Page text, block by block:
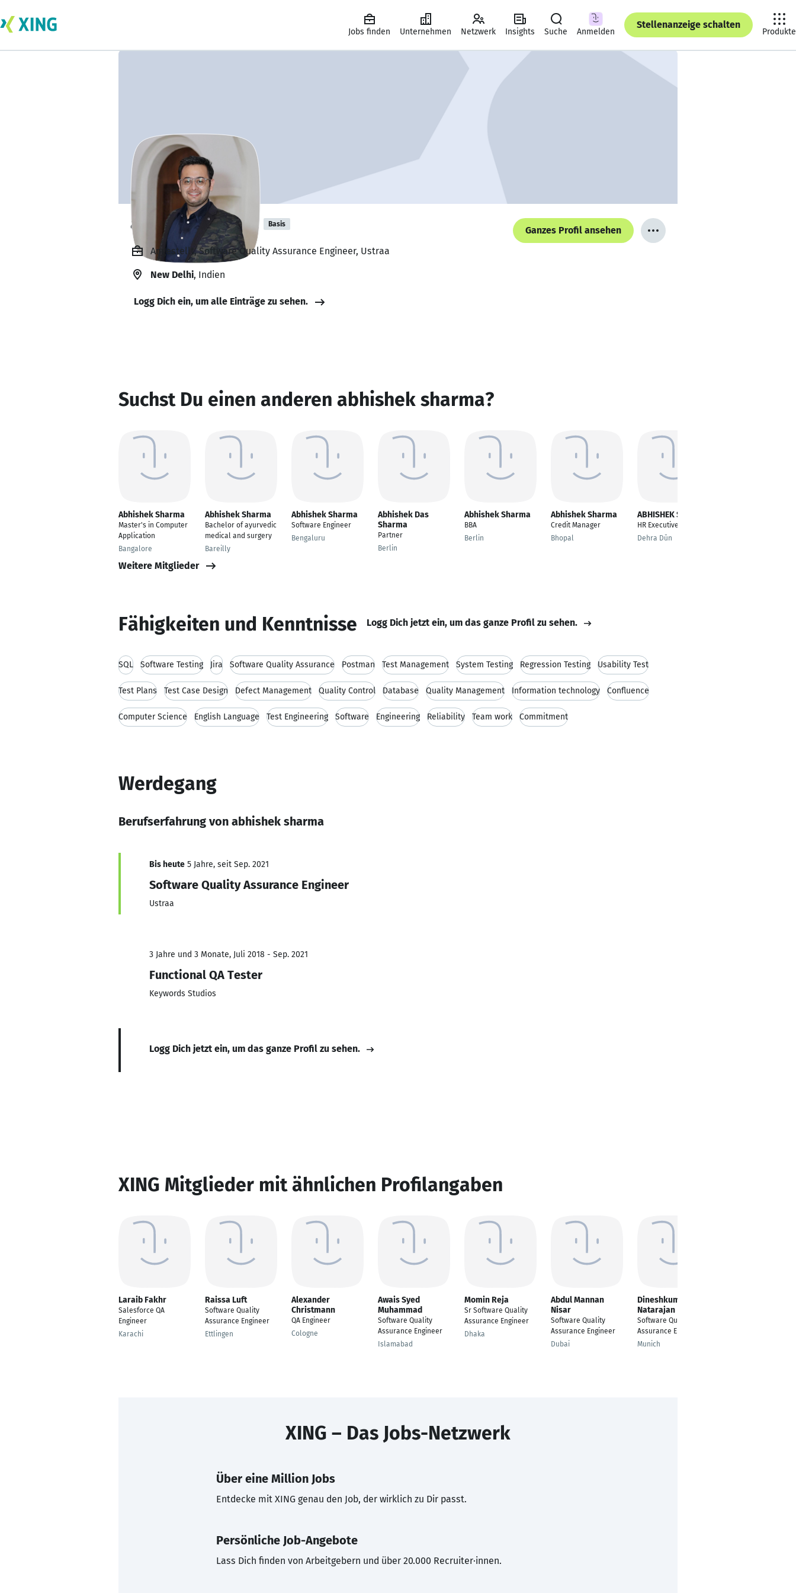
Jobs finden Unternehmen Netzwerk Insights Suche Anmelden
Stellenanzeige schalten
Produkte
abhishek sharma Basis
Ganzes Profil ansehen
Angestellt, Software Quality Assurance Engineer, Ustraa
New Delhi, Indien
Logg Dich ein, um alle Einträge zu sehen.
Suchst Du einen anderen abhishek sharma?
Abhishek Sharma
Master's in Computer
Application
Bangalore
Abhishek Sharma
Bachelor of ayurvedic
medical and surgery
Bareilly
Abhishek Sharma
Software Engineer
Bengaluru
Abhishek Das
Sharma
Partner
Berlin
Abhishek Sharma
BBA
Berlin
Abhishek Sharma
Credit Manager
Bhopal
ABHISHEK SHARMA
HR Executive
Dehra Dūn
Weitere Mitglieder
Fähigkeiten und Kenntnisse Logg Dich jetzt ein, um das ganze Profil zu sehen.
SQL Software Testing Jira Software Quality Assurance Postman Test Management System Testing Regression Testing Usability Test
Test Plans Test Case Design Defect Management Quality Control Database Quality Management Information technology Confluence
Computer Science English Language Test Engineering Software Engineering Reliability Team work Commitment
Werdegang
Berufserfahrung von abhishek sharma
Bis heute 5 Jahre, seit Sep. 2021
Software Quality Assurance Engineer
Ustraa
3 Jahre und 3 Monate, Juli 2018 - Sep. 2021
Functional QA Tester
Keywords Studios
Logg Dich jetzt ein, um das ganze Profil zu sehen.
XING Mitglieder mit ähnlichen Profilangaben
Laraib Fakhr
Salesforce QA
Engineer
Karachi
Raissa Luft
Software Quality
Assurance Engineer
Ettlingen
Alexander
Christmann
QA Engineer
Cologne
Awais Syed
Muhammad
Software Quality
Assurance Engineer
Islamabad
Momin Reja
Sr Software Quality
Assurance Engineer
Dhaka
Abdul Mannan
Nisar
Software Quality
Assurance Engineer
Dubai
Dineshkumar
Natarajan
Software Quality
Assurance Engineer
Munich
XING – Das Jobs-Netzwerk
Über eine Million Jobs
Entdecke mit XING genau den Job, der wirklich zu Dir passt.
Persönliche Job-Angebote
Lass Dich finden von Arbeitgebern und über 20.000 Recruiter·innen.